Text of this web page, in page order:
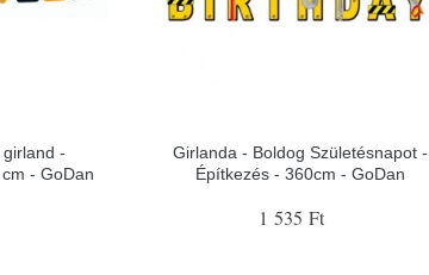
-
- GoDan
Girlanda - Boldog Születésnapot -
Építkezés - 360cm - GoDan
1 535 Ft